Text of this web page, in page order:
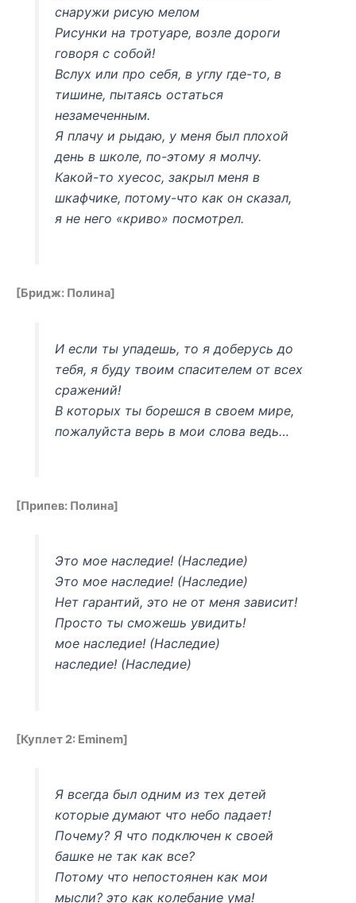
снаружи рисую мелом
Рисунки на тротуаре, возле дороги
говоря с собой!
Вслух или про себя, в углу где-то, в
тишине, пытаясь остаться
незамеченным.
Я плачу и рыдаю, у меня был плохой
день в школе, по-этому я молчу.
Какой-то хуесос, закрыл меня в
шкафчике, потому-что как он сказал,
я не него «криво» посмотрел.
[Бридж: Полина]
И если ты упадешь, то я доберусь до
тебя, я буду твоим спасителем от всех
сражений!
В которых ты борешся в своем мире,
пожалуйста верь в мои слова ведь…
[Припев: Полина]
Это мое наследие! (Наследие)
Это мое наследие! (Наследие)
Нет гарантий, это не от меня зависит!
Просто ты сможешь увидить!
мое наследие! (Наследие)
наследие! (Наследие)
[Куплет 2: Eminem]
Я всегда был одним из тех детей
которые думают что небо падает!
Почему? Я что подключен к своей
башке не так как все?
Потому что непостоянен как мои
мысли? это как колебание ума!